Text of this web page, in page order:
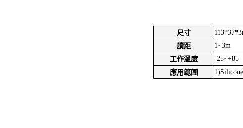
尺寸
讀距 1~3m
工作溫度 -25~+85
應用範圍